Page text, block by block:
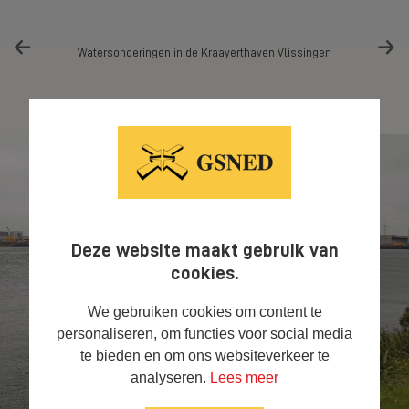
Deze website maakt gebruik van
cookies.
We gebruiken cookies om content te
personaliseren, om functies voor social media
te bieden en om ons websiteverkeer te
analyseren. Lees meer
en Watersonderingen in de Kraayerthaven Vlissingen